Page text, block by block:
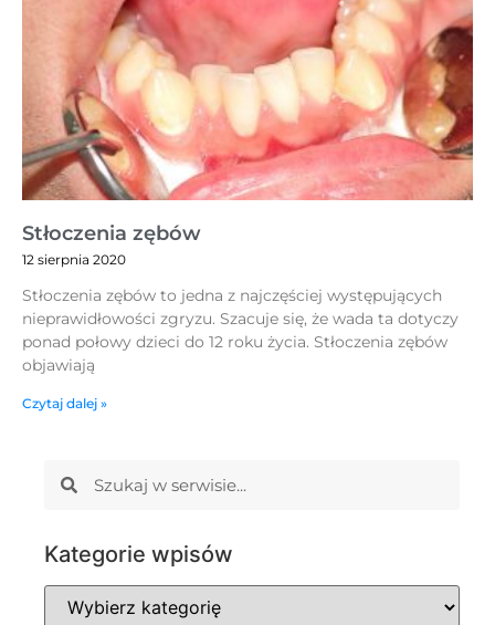
Stłoczenia zębów
12 sierpnia 2020
Stłoczenia zębów to jedna z najczęściej występujących
nieprawidłowości zgryzu. Szacuje się, że wada ta dotyczy
ponad połowy dzieci do 12 roku życia. Stłoczenia zębów
objawiają
Czytaj dalej »
Kategorie wpisów